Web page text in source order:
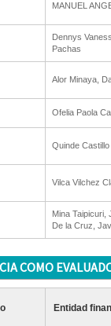
MANUEL
Dennys
Pachas
Alor Minaya,
Ofelia Paola
Quinde
Vilca Vilchez
Mina Taipicuri,
De la Cruz,
COMO
Entidad